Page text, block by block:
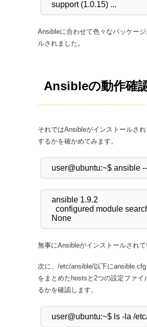
Ansibleに合わせて色々なパッケー
ルされました。
Ansibleの動作確
それではAnsibleがインストールさ
するかを確かめてみます。
ansible 1.9.2
無事にAnsibleがインストールされて
次に、/etc/ansible/以下に
をまとめたhostsと2つの設定ファイ
るかを確認します。